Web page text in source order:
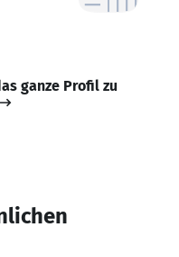
ganze Profil zu